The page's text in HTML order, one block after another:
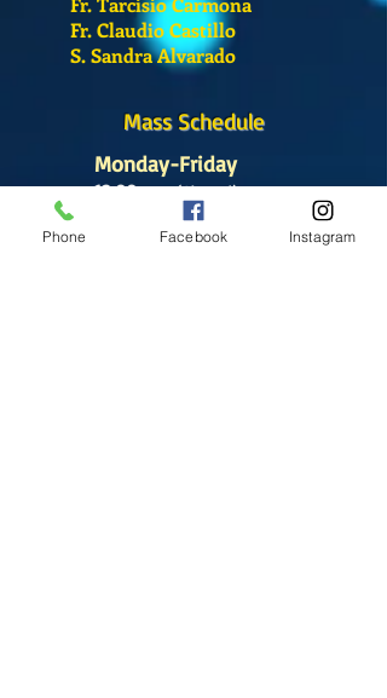
Fr. Claudio Castillo
S. Sandra Alvarado
Mass Schedule
Monday-Friday
12:00 pm(Chapel)
Wednesday
Phone Facebook Instagram